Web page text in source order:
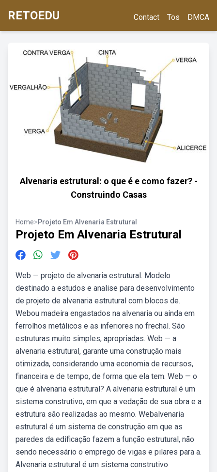
RETOEDU Contact Tos DMCA
Alvenaria estrutural: o que é e como fazer? -
Construindo Casas
Home>Projeto Em Alvenaria Estrutural
Projeto Em Alvenaria Estrutural
Web — projeto de alvenaria estrutural. Modelo
destinado a estudos e analise para desenvolvimento
de projeto de alvenaria estrutural com blocos de.
Webou madeira engastados na alvenaria ou ainda em
ferrolhos metálicos e as inferiores no frechal. São
estruturas muito simples, apropriadas. Web — a
alvenaria estrutural, garante uma construção mais
otimizada, considerando uma economia de recursos,
financeira e de tempo, de forma que ela tem. Web — o
que é alvenaria estrutural? A alvenaria estrutural é um
sistema construtivo, em que a vedação de sua obra e a
estrutura são realizadas ao mesmo. Webalvenaria
estrutural é um sistema de construção em que as
paredes da edificação fazem a função estrutural, não
sendo necessário o emprego de vigas e pilares para a.
Alvenaria estrutural é um sistema construtivo